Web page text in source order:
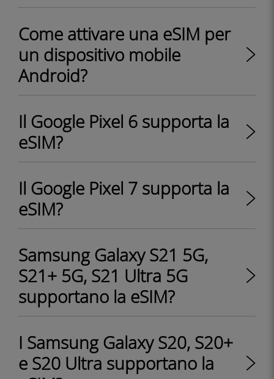
Come attivare una eSIM per
un dispositivo mobile
Android?
Il Google Pixel 6 supporta la
eSIM?
Il Google Pixel 7 supporta la
eSIM?
Samsung Galaxy S21 5G,
S21+ 5G, S21 Ultra 5G
supportano la eSIM?
I Samsung Galaxy S20, S20+
e S20 Ultra supportano la